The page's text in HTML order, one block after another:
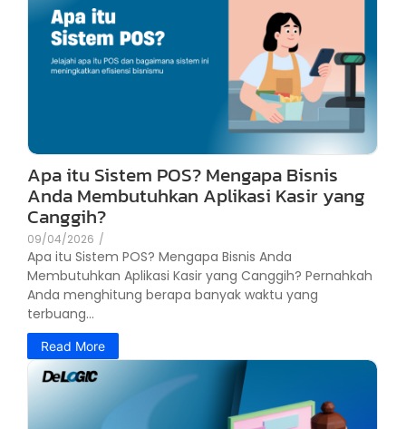
Apa itu Sistem POS? Mengapa Bisnis
Anda Membutuhkan Aplikasi Kasir yang
Canggih?
09/04/2026 /
Apa itu Sistem POS? Mengapa Bisnis Anda
Membutuhkan Aplikasi Kasir yang Canggih? Pernahkah
Anda menghitung berapa banyak waktu yang
terbuang...
Read More